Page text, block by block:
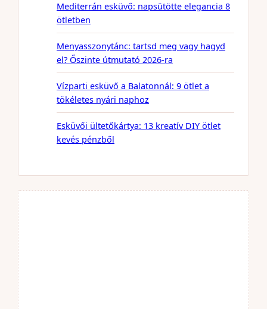
Mediterrán esküvő: napsütötte elegancia 8
ötletben
Menyasszonytánc: tartsd meg vagy hagyd
el? Őszinte útmutató 2026-ra
Vízparti esküvő a Balatonnál: 9 ötlet a
tökéletes nyári naphoz
Esküvői ültetőkártya: 13 kreatív DIY ötlet
kevés pénzből